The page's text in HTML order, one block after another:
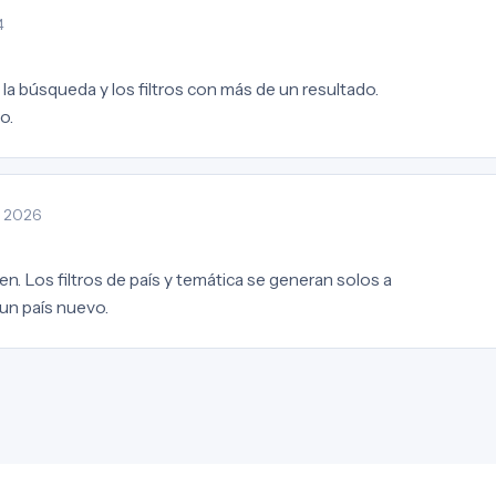
búsqueda y los filtros con más de un resultado.
2026
Los filtros de país y temática se generan solos a
país nuevo.